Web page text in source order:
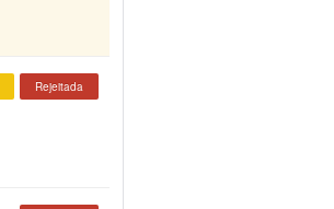
Rejeitada